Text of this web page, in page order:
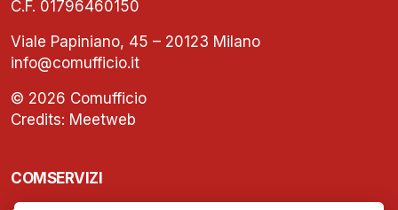
C.F. 01796460150
Viale Papiniano, 45 – 20123 Milano
info@comufficio.it
© 2026 Comufficio
Credits: Meetweb
COMSERVIZI